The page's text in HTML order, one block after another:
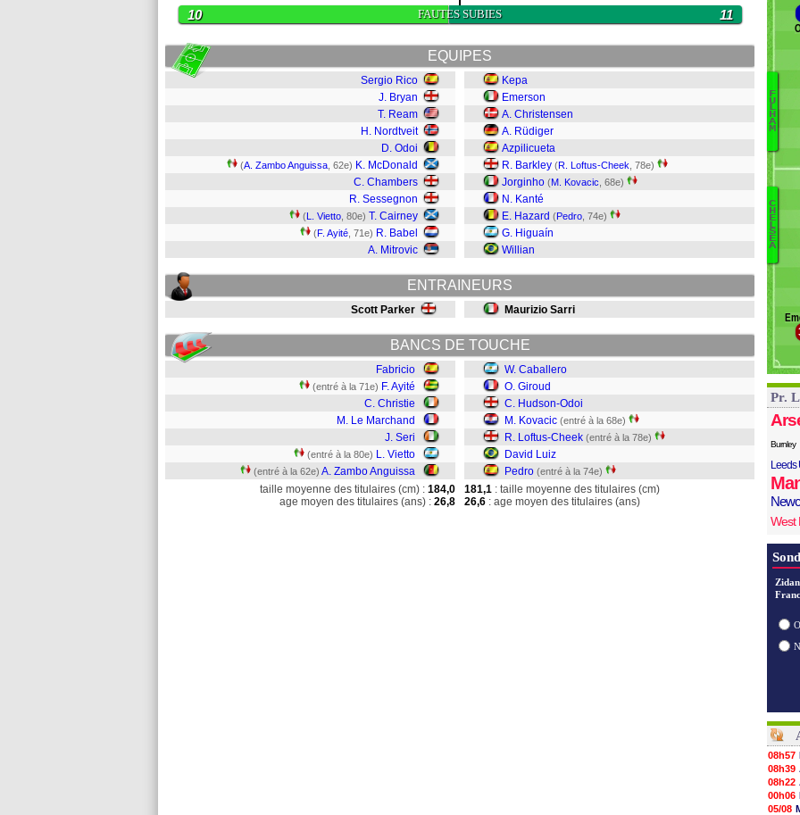
FAUTES SUBIES
10 11
EQUIPES
Sergio Rico
J. Bryan
T. Ream
H. Nordtveit
D. Odoi
(A. Zambo Anguissa , 62e) K. McDonald
C. Chambers
R. Sessegnon
(L. Vietto , 80e) T. Cairney
(F. Ayité , 71e) R. Babel
A. Mitrovic
Kepa
Emerson
A. Christensen
A. Rüdiger
Azpilicueta
R. Barkley (R. Loftus-Cheek , 78e)
Jorginho (M. Kovacic , 68e)
N. Kanté
E. Hazard (Pedro , 74e)
G. Higuaín
Willian
ENTRAINEURS
Scott Parker Maurizio Sarri
BANCS DE TOUCHE
Fabricio
(entré à la 71e) F. Ayité
C. Christie
M. Le Marchand
J. Seri
(entré à la 80e) L. Vietto
(entré à la 62e) A. Zambo Anguissa
W. Caballero
O. Giroud
C. Hudson-Odoi
M. Kovacic (entré à la 68e)
R. Loftus-Cheek (entré à la 78e)
David Luiz
Pedro (entré à la 74e)
taille moyenne des titulaires (cm) : 184,0
age moyen des titulaires (ans) : 26,8
181,1 : taille moyenne des titulaires (cm)
26,6 : age moyen des titulaires (ans)
F
U
L
H
A
M
C
H
E
L
S
E
A
Pr.
Burnley
Leeds
West
08h57
08h39
08h22
00h06
05/08